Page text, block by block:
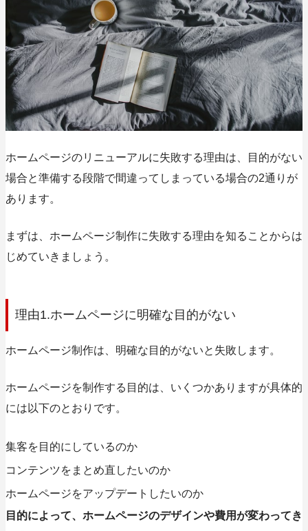
ホームページのリニューアルに失敗する理由は、目的がない
場合と準備する段階で間違ってしまっている場合の2通りが
あります。
まずは、ホームページ制作に失敗する理由を知ることからは
じめていきましょう。
理由1.ホームページに明確な目的がない
ホームページ制作は、明確な目的がないと失敗します。
ホームページを制作する目的は、いくつかありますが具体的
には以下のとおりです。
集客を目的にしているのか
コンテンツをまとめ直したいのか
ホームページをアップデートしたいのか
目的によって、ホームページのデザインや費用が変わってき